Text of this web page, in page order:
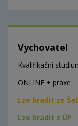
Vychovatel
Kvalifikační
ONLINE + praxe
Lze hradit ze
Lze hradit z ÚP